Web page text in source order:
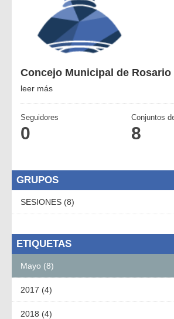
Concejo Municipal de Rosario
leer más
Seguidores
0
Conjuntos
8
GRUPOS
SESIONES (8)
ETIQUETAS
Mayo (8)
2017 (4)
2018 (4)